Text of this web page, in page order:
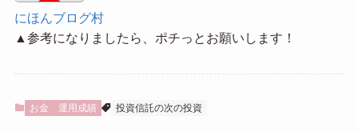
にほんブログ村
▲参考になりましたら、ポチっとお願いします！
お金 運用成績 投資信託の次の投資